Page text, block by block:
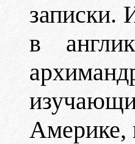
записки.
в
Америке,